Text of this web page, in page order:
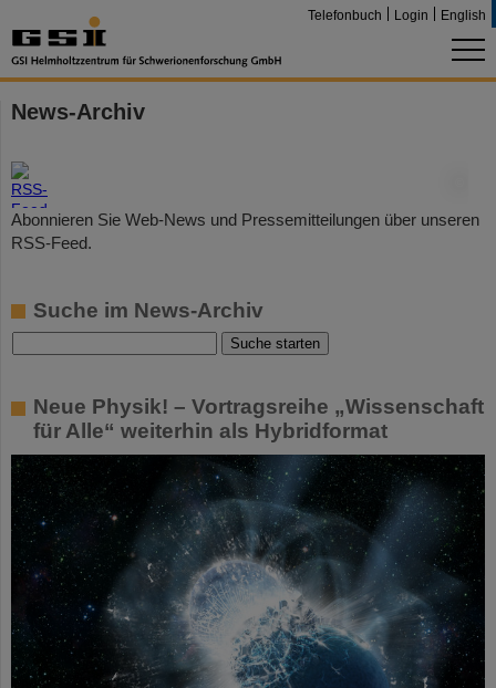
Telefonbuch Login English
News-Archiv
Abonnieren Sie Web-News und Pressemitteilungen über unseren
RSS-Feed.
Suche im News-Archiv
Neue Physik! – Vortragsreihe „Wissenschaft
für Alle“ weiterhin als Hybridformat